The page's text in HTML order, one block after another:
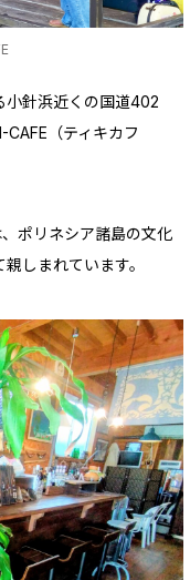
小針浜近くの国道402
（ティキカフ
ポリネシア諸島の文化
しまれています。